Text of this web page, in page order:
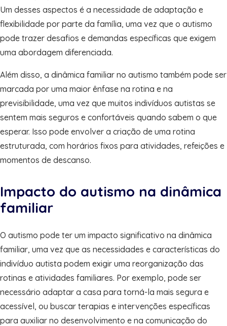
Um desses aspectos é a necessidade de adaptação e
flexibilidade por parte da família, uma vez que o autismo
pode trazer desafios e demandas específicas que exigem
uma abordagem diferenciada.
Além disso, a dinâmica familiar no autismo também pode ser
marcada por uma maior ênfase na rotina e na
previsibilidade, uma vez que muitos indivíduos autistas se
sentem mais seguros e confortáveis quando sabem o que
esperar. Isso pode envolver a criação de uma rotina
estruturada, com horários fixos para atividades, refeições e
momentos de descanso.
Impacto do autismo na dinâmica
familiar
O autismo pode ter um impacto significativo na dinâmica
familiar, uma vez que as necessidades e características do
indivíduo autista podem exigir uma reorganização das
rotinas e atividades familiares. Por exemplo, pode ser
necessário adaptar a casa para torná-la mais segura e
acessível, ou buscar terapias e intervenções específicas
para auxiliar no desenvolvimento e na comunicação do